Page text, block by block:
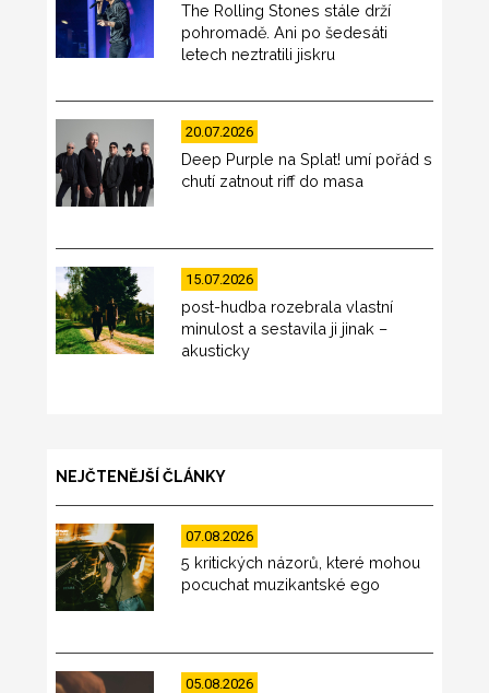
The Rolling Stones stále drží
pohromadě. Ani po šedesáti
letech neztratili jiskru
20.07.2026
Deep Purple na Splat! umí pořád s
chutí zatnout riff do masa
15.07.2026
post-hudba rozebrala vlastní
minulost a sestavila ji jinak –
akusticky
NEJČTENĚJŠÍ ČLÁNKY
07.08.2026
5 kritických názorů, které mohou
pocuchat muzikantské ego
05.08.2026